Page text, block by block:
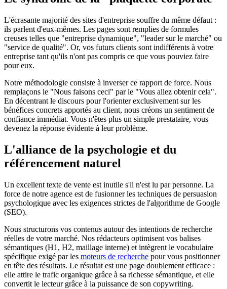
L'écrasante majorité des sites d'entreprise souffre du même défaut :
ils parlent d'eux-mêmes. Les pages sont remplies de formules
creuses telles que "entreprise dynamique", "leader sur le marché" ou
"service de qualité". Or, vos futurs clients sont indifférents à votre
entreprise tant qu'ils n'ont pas compris ce que vous pouviez faire
pour eux.
Notre méthodologie consiste à inverser ce rapport de force. Nous
remplaçons le "Nous faisons ceci" par le "Vous allez obtenir cela".
En décentrant le discours pour l'orienter exclusivement sur les
bénéfices concrets apportés au client, nous créons un sentiment de
confiance immédiat. Vous n'êtes plus un simple prestataire, vous
devenez la réponse évidente à leur problème.
L'alliance de la psychologie et du
référencement naturel
Un excellent texte de vente est inutile s'il n'est lu par personne. La
force de notre agence est de fusionner les techniques de persuasion
psychologique avec les exigences strictes de l'algorithme de Google
(SEO).
Nous structurons vos contenus autour des intentions de recherche
réelles de votre marché. Nos rédacteurs optimisent vos balises
sémantiques (H1, H2, maillage interne) et intègrent le vocabulaire
spécifique exigé par les moteurs de recherche pour vous positionner
en tête des résultats. Le résultat est une page doublement efficace :
elle attire le trafic organique grâce à sa richesse sémantique, et elle
convertit le lecteur grâce à la puissance de son copywriting.